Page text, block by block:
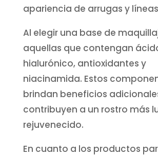
apariencia de arrugas y
Al elegir una base de
aquellas que contengan
hialurónico, antioxidantes y
niacinamida. Estos
brindan beneficios
contribuyen a un rostro más
rejuvenecido.
En cuanto a los productos